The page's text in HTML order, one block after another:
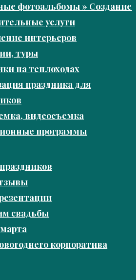
фотоальбомы » Создание
услуги
интерьеров
туры
на теплоходах
праздника для
видеосъемка
программы
свадьбы
корпоратива